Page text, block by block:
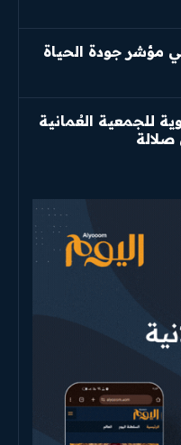
مؤشر جودة الحياة
للجمعية العُمانية